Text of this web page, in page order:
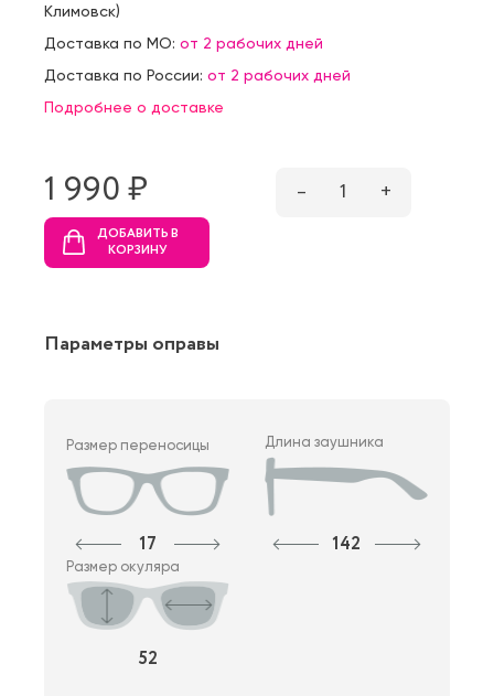
Климовск)
Доставка по МО: от 2 рабочих дней
Доставка по России: от 2 рабочих дней
Подробнее о доставке
1 990 ₷ – 1 +
ДОБАВИТЬ В
КОРЗИНУ
Параметры оправы
Размер переносицы
17
Длина заушника
142
Размер окуляра
52